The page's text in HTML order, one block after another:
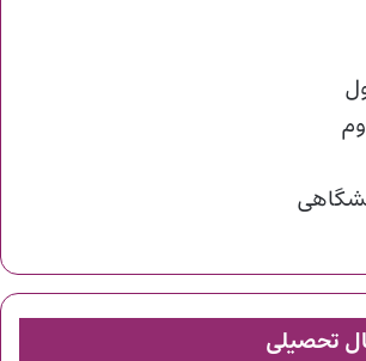
تحصیلی